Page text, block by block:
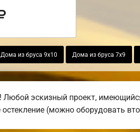
Дома из бруса 9х10 Дома из бруса 7х9
эскизный проект,
(можно оборудовать